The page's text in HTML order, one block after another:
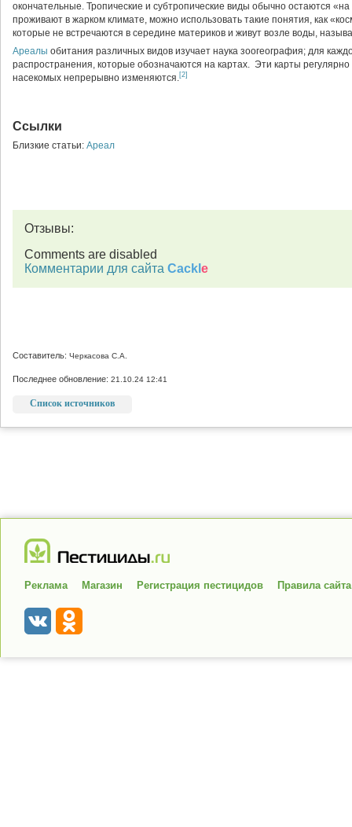
окончательные. Тропические и субтропические виды обычно остаются
проживают в жарком климате, можно использовать такие понятия, как
которые не встречаются в середине материков и живут возле воды,
Ареалы обитания различных видов изучает наука зоогеография; для
распространения, которые обозначаются на картах. Эти карты
насекомых непрерывно изменяются.[2]
Ссылки
Близкие статьи: Ареал
Отзывы:
Comments are disabled
Комментарии для сайта Cackl e
Составитель: Черкасова С.А.
Последнее обновление: 21.10.24 12:41
Список источников
Реклама Магазин Регистрация пестицидов Правила сайта